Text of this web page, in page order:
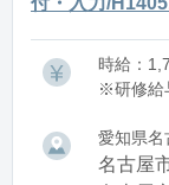
時給：
※研修給
愛知県名
名古屋